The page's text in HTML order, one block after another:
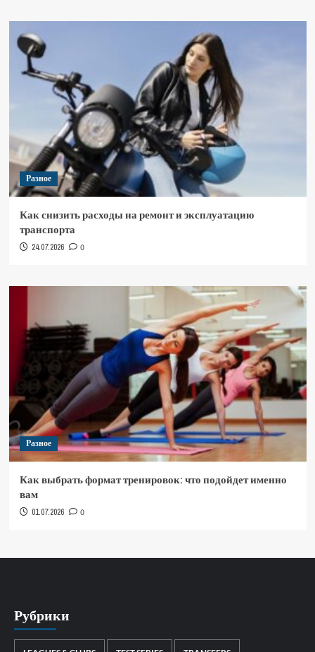
Разное
Как снизить расходы на ремонт и эксплуатацию
транспорта
24.07.2026 0
Разное
Как выбрать формат тренировок: что подойдет именно
вам
01.07.2026 0
Рубрики